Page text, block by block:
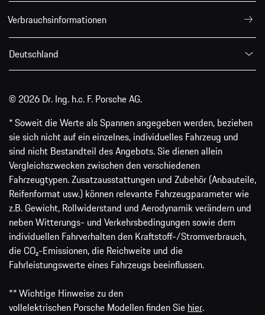
Verbrauchsinformationen
Deutschland
© 2026 Dr. Ing. h.c. F. Porsche AG.
* Soweit die Werte als Spannen angegeben werden, beziehen
sie sich nicht auf ein einzelnes, individuelles Fahrzeug und
sind nicht Bestandteil des Angebots. Sie dienen allein
Vergleichszwecken zwischen den verschiedenen
Fahrzeugtypen. Zusatzausstattungen und Zubehör (Anbauteile,
Reifenformat usw.) können relevante Fahrzeugparameter wie
z.B. Gewicht, Rollwiderstand und Aerodynamik verändern und
neben Witterungs- und Verkehrsbedingungen sowie dem
individuellen Fahrverhalten den Kraftstoff-/Stromverbrauch,
die CO₂-Emissionen, die Reichweite und die
Fahrleistungswerte eines Fahrzeugs beeinflussen.
** Wichtige Hinweise zu den
vollelektrischen Porsche Modellen finden Sie hier.